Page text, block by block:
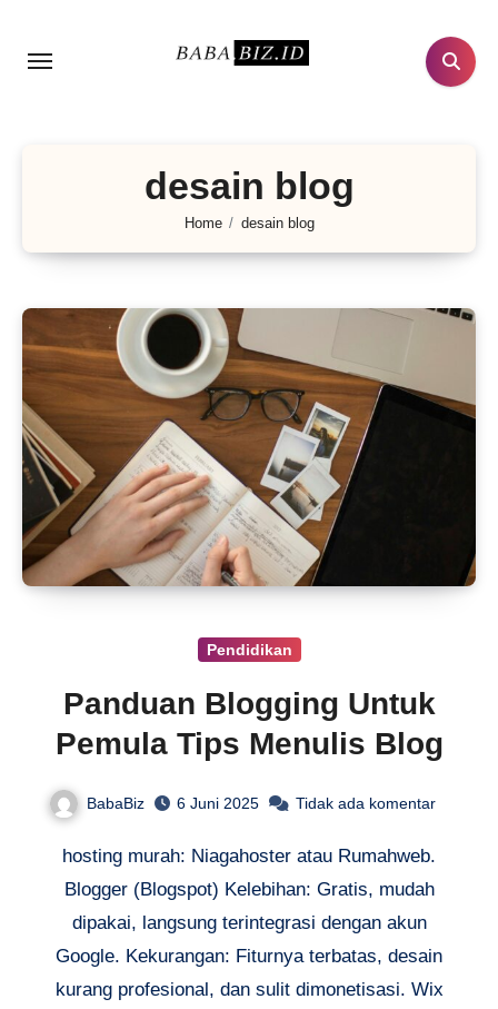
desain blog
Home desain blog
Pendidikan
Panduan Blogging Untuk
Pemula Tips Menulis Blog
BabaBiz 6 Juni 2025 Tidak ada komentar
hosting murah: Niagahoster atau Rumahweb.
Blogger (Blogspot) Kelebihan: Gratis, mudah
dipakai, langsung terintegrasi dengan akun
Google. Kekurangan: Fiturnya terbatas, desain
kurang profesional, dan sulit dimonetisasi. Wix